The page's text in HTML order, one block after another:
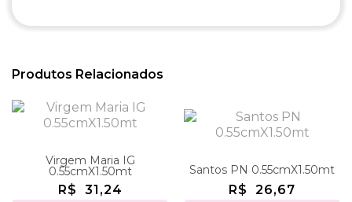
Produtos Relacionados
Virgem Maria IG
0.55cmX1.50mt
R$ 31,24
Santos PN 0.55cmX1.50mt
R$ 26,67